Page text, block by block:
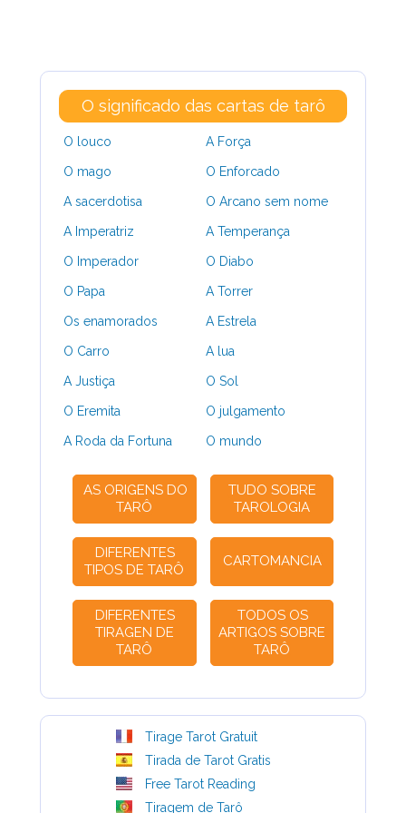
O significado das cartas de tarô
O louco
O mago
A sacerdotisa
A Imperatriz
O Imperador
O Papa
Os enamorados
O Carro
A Justiça
O Eremita
A Roda da Fortuna
A Força
O Enforcado
O Arcano sem nome
A Temperança
O Diabo
A Torrer
A Estrela
A lua
O Sol
O julgamento
O mundo
AS ORIGENS DO
TARÔ
TUDO SOBRE
TAROLOGIA
DIFERENTES
TIPOS DE TARÔ
CARTOMANCIA
DIFERENTES
TIRAGEN DE
TARÔ
TODOS OS
ARTIGOS SOBRE
TARÔ
Tirage Tarot Gratuit
Tirada de Tarot Gratis
Free Tarot Reading
Tiragem de Tarô